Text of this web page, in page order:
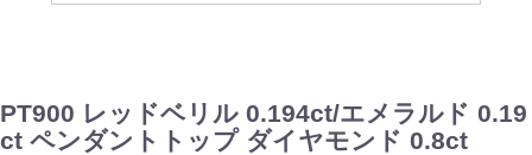
PT900 レッドベリル 0.194ct/エメラルド 0.19
ct ペンダントトップ ダイヤモンド 0.8ct